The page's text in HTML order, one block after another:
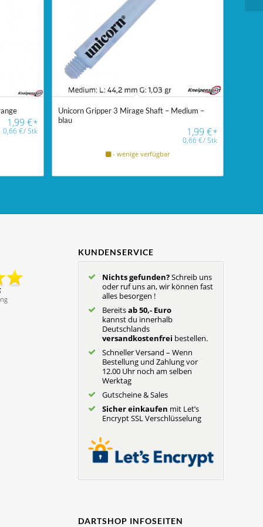
1,99€*
0,66€/Stk
Unicorn Gripper 3 Mirage Shaft – Medium –
blau
1,99 €*
0,66€/Stk
- wenige verfügbar
KUNDENSERVICE
Nichts gefunden?Schreib uns
oder ruf uns an, wir können fast
alles besorgen !
Bereitsab 50,- Euro
kannst du innerhalb
Deutschlands
versandkostenfrei bestellen.
Schneller Versand – Wenn
Bestellung und Zahlung vor
12.00 Uhr noch am selben
Werktag
Gutscheine & Sales
Sicher einkaufen mit Let’s
Encrypt SSL Verschlüsselung
DARTSHOP INFOSEITEN